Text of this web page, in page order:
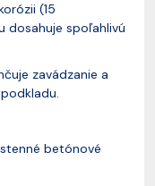
(15
dosahuje spoľahlivú
zavádzanie a
betónové